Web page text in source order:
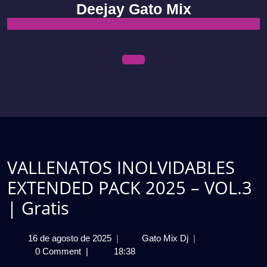
content
Deejay Gato Mix
VALLENATOS INOLVIDABLES
EXTENDED PACK 2025 – VOL.3
| Gratis
16 de agosto de 202516
de
| Gato Mix DjVALLENATOS
|
0 Comment | 18:38